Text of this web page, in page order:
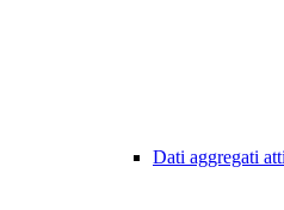
Dati aggregati